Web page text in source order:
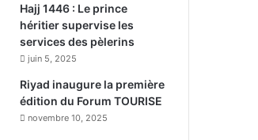
Hajj 1446 : Le prince
héritier supervise les
services des pèlerins
juin 5, 2025
Riyad inaugure la première
édition du Forum TOURISE
novembre 10, 2025